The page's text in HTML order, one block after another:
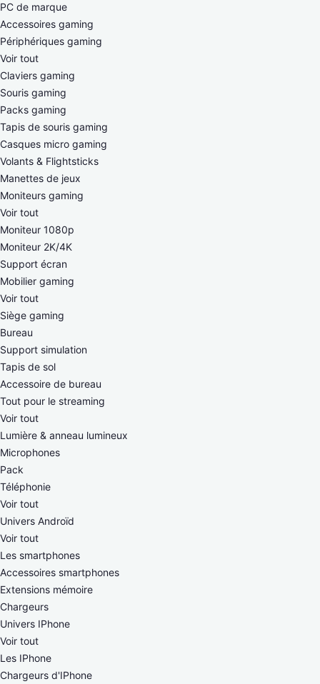
PC de marque
Accessoires gaming
Périphériques gaming
Voir tout
Claviers gaming
Souris gaming
Packs gaming
Tapis de souris gaming
Casques micro gaming
Volants & Flightsticks
Manettes de jeux
Moniteurs gaming
Voir tout
Moniteur 1080p
Moniteur 2K/4K
Support écran
Mobilier gaming
Voir tout
Siège gaming
Bureau
Support simulation
Tapis de sol
Accessoire de bureau
Tout pour le streaming
Voir tout
Lumière & anneau lumineux
Microphones
Pack
Téléphonie
Voir tout
Univers Androïd
Voir tout
Les smartphones
Accessoires smartphones
Extensions mémoire
Chargeurs
Univers IPhone
Voir tout
Les IPhone
Chargeurs d'IPhone